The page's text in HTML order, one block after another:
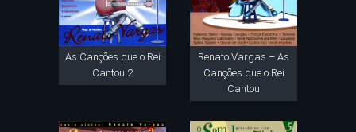
As Canções que o Rei
Cantou 2
Renato Vargas – As
Canções que o Rei
Cantou